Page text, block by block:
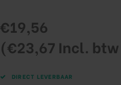
€19,56
(€23,67 Incl.
DIRECT LEVERBAAR